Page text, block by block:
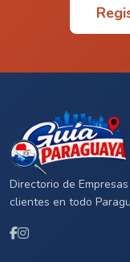
Directorio de
clientes en todo